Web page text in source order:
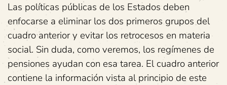
Las políticas públicas de los Estados deben
enfocarse a eliminar los dos primeros grupos del
cuadro anterior y evitar los retrocesos en materia
social. Sin duda, como veremos, los regímenes de
pensiones ayudan con esa tarea. El cuadro anterior
contiene la información vista al principio de este